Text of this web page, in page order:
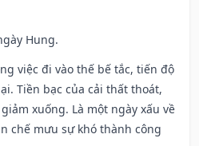
Hung.
việc đi vào thế bế tắc, tiến độ
Tiền bạc của cải thất thoát,
xuống. Là một ngày xấu về
chế mưu sự khó thành công